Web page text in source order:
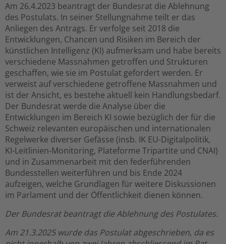
Am 26.4.2023 beantragt der Bundesrat die Ablehnung
des Postulats. In seiner Stellungnahme teilt er das
Anliegen des Antrags. Er verfolge seit 2018 die
Entwicklungen, Chancen und Risiken im Bereich der
künstlichen Intelligenz (KI) aufmerksam und habe bereits
verschiedene Massnahmen getroffen und Strukturen
geschaffen, wie sie im Postulat gefordert werden. Er
verweist auf verschiedene getroffene Massnahmen und
ist der Ansicht, es bestehe aktuell kein Handlungsbedarf.
Der Bundesrat werde die Analyse über die
Entwicklungen im Bereich KI sowie bezüglich der für die
Schweiz relevanten europäischen und internationalen
Regelwerke diverser Gefässe (insb. IK EU-Digitalpolitik,
KI-Leitlinien-Monitoring, Plateforme Tripartite und CNAI)
und in Zusammenarbeit mit den federführenden
Bundesstellen weiterführen und bis Ende 2024
aufzeigen, welche Grundlagen für weitere Diskussionen
im Parlament und der Öffentlichkeit dienen können.
Der Bundesrat beantragt die Ablehnung des Postulates.
Am 21.3.2025 wurde das Postulat abgeschrieben, da es